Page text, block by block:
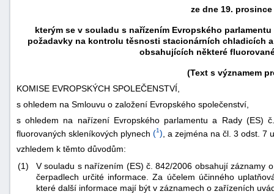
ze dne 19. prosince
kterým se v souladu s nařízením Evropského
požadavky na kontrolu těsnosti stacionárních chladicích
obsahujících některé
(Text s významem
KOMISE EVROPSKÝCH SPOLEČENSTVÍ,
s ohledem na Smlouvu o založení Evropského společenství,
s ohledem na nařízení Evropského parlamentu a Rady (ES)
fluorovaných skleníkových plynech (1) , a zejména na čl. 3 odst. 7
vzhledem k těmto důvodům:
(1)
V souladu s nařízením (ES) č. 842/2006 obsahují záznamy
čerpadlech určité informace. Za účelem účinného
které další informace mají být v záznamech o zařízeních
škody